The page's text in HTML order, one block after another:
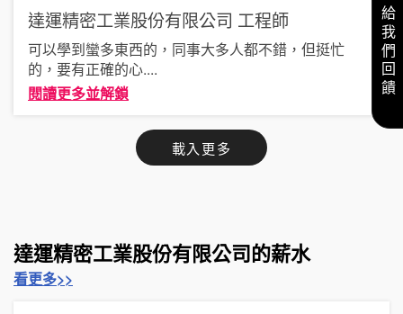
達運精密工業股份有限公司 工程師
可以學到蠻多東西的，同事大多人都不錯，但挺忙
的，要有正確的心....
閱讀更多並解鎖
載入更多
達運精密工業股份有限公司的薪水
看更多>>
給我們回饋